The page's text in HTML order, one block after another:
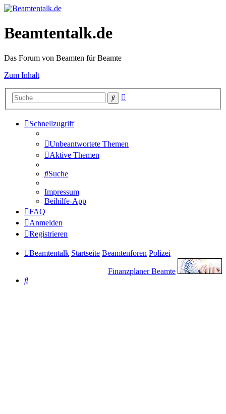
Beamtentalk.de
Das Forum von Beamten für Beamte
Zum Inhalt
Suche
Schnellzugriff
Unbeantwortete Themen
Aktive Themen
Suche
Impressum
Beihilfe-App
FAQ
Anmelden
Registrieren
Beamtentalk Startseite Beamtenforen Polizei
Finanzplaner Beamte
Suche